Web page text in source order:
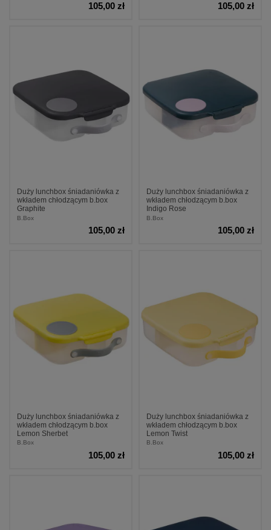
105,00 zł 105,00 zł
Duży lunchbox śniadaniówka z
wkładem chłodzącym b.box
Graphite
B.Box
105,00 zł
Duży lunchbox śniadaniówka z
wkładem chłodzącym b.box
Indigo Rose
B.Box
105,00 zł
Duży lunchbox śniadaniówka z
wkładem chłodzącym b.box
Lemon Sherbet
B.Box
105,00 zł
Duży lunchbox śniadaniówka z
wkładem chłodzącym b.box
Lemon Twist
B.Box
105,00 zł